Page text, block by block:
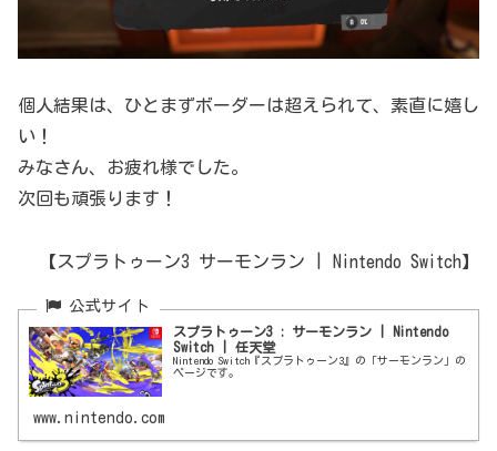
個人結果は、ひとまずボーダーは超えられて、素直に嬉し
い！
みなさん、お疲れ様でした。
次回も頑張ります！
【スプラトゥーン3 サーモンラン | Nintendo Switch】
スプラトゥーン3 : サーモンラン | Nintendo
Switch | 任天堂
Nintendo Switch『スプラトゥーン3』の「サーモンラン」の
ページです。
www.nintendo.com